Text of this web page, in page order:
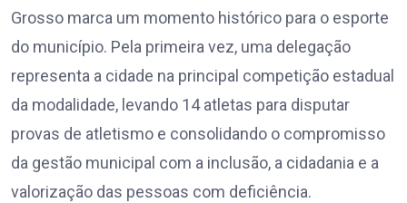
Grosso marca um momento histórico para o esporte
do município. Pela primeira vez, uma delegação
representa a cidade na principal competição estadual
da modalidade, levando 14 atletas para disputar
provas de atletismo e consolidando o compromisso
da gestão municipal com a inclusão, a cidadania e a
valorização das pessoas com deficiência.